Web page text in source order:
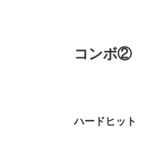
コンボ②
ハードヒット